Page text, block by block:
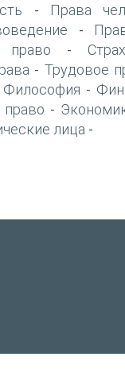
- Права
-
право -
- Трудовое
Философия -
право -
лица -